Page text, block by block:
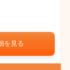
を見る